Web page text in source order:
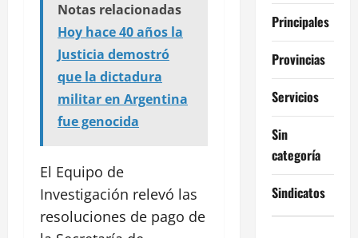
Notas relacionadas
Hoy hace 40 años la
Justicia demostró
que la dictadura
militar en Argentina
fue genocida
El Equipo de
Investigación relevó las
resoluciones de pago de
Principales
Provincias
Servicios
Sin
categoría
Sindicatos